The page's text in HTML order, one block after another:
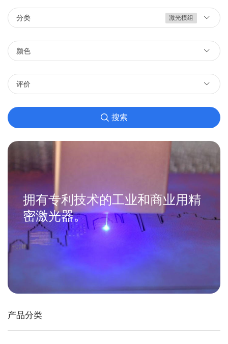
分类 激光模组
颜色
评价
搜索
拥有专利技术的工业和商业用精
密激光器。
产品分类